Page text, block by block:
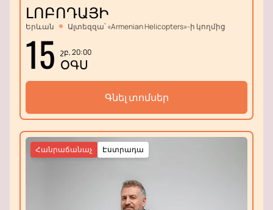
ԼՈԲՈԴԱՅԻ
Երևան Ալտեզզա՝ «Armenian Helicopters»-ի կողմից
15 շբ, 20:00
ՕԳՍ
Գնել տոմսեր
Էստրադա
Հանրաճանաչ